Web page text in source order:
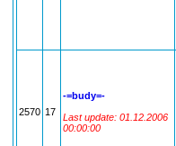
2570 17
-=budy=-
Last update: 01.12.2006
00:00:00